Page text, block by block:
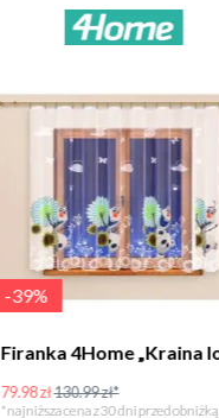
-39%
79.98 zł130.99 zł*
*najniższa cena z 30 dni przed obniżką